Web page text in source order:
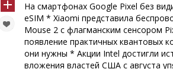
На смартфонах Google Pixel без
eSIM * Xiaomi представила
Mouse 2 с флагманским сенсором
появление практичных квантовых
они нужны * Акции Intel достигли
вложения властей США с августа